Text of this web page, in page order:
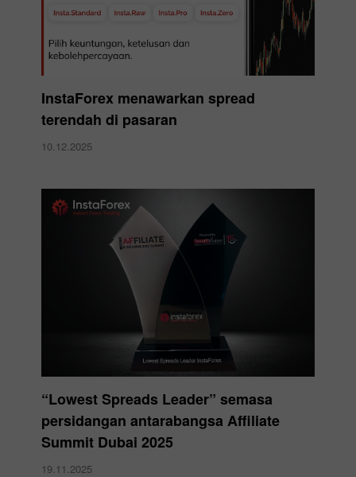
InstaForex menawarkan spread
terendah di pasaran
10.12.2025
“Lowest Spreads Leader” semasa
persidangan antarabangsa Affiliate
Summit Dubai 2025
19.11.2025